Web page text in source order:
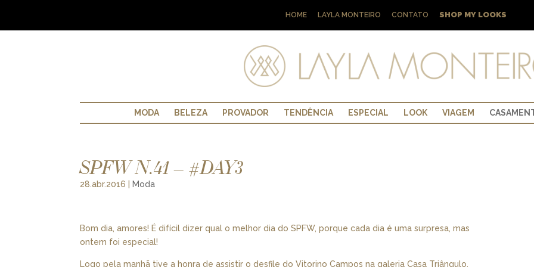
HOME LAYLA MONTEIRO CONTATO SHOP MY LOOKS
MODA BELEZA PROVADOR TENDÊNCIA ESPECIAL LOOK VIAGEM
SPFW N.41 – #DAY3
28.abr.2016 Moda
Bom dia, amores! É difícil dizer qual o melhor dia do SPFW, porque cada dia é uma surpresa, mas
ontem foi especial!
Logo pela manhã tive a honra de assistir o desfile do Vitorino Campos na galeria Casa Triângulo.